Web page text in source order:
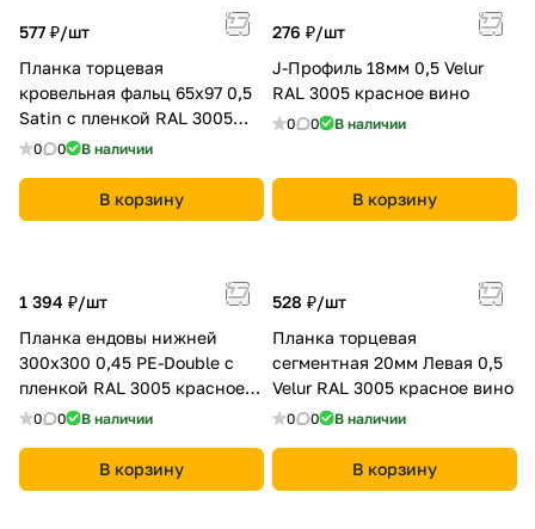
577 ₽/шт
Планка торцевая
кровельная фальц 65х97 0,5
Satin с пленкой RAL 3005
красное вино
0 0 В наличии
В корзину
276 ₽/шт
J-Профиль 18мм 0,5 Velur
RAL 3005 красное вино
0 0 В наличии
В корзину
1 394 ₽/шт
Планка ендовы нижней
300х300 0,45 PE-Double с
пленкой RAL 3005 красное
вино
0 0 В наличии
В корзину
528 ₽/шт
Планка торцевая
сегментная 20мм Левая 0,5
Velur RAL 3005 красное вино
0 0 В наличии
В корзину